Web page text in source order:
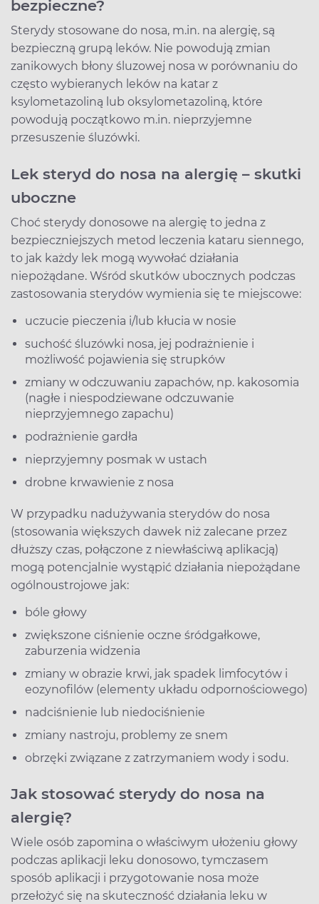
bezpieczne?
Sterydy stosowane do nosa, m.in. na alergię, są
bezpieczną grupą leków. Nie powodują zmian
zanikowych błony śluzowej nosa w porównaniu do
często wybieranych leków na katar z
ksylometazoliną lub oksylometazoliną, które
powodują początkowo m.in. nieprzyjemne
przesuszenie śluzówki.
Lek steryd do nosa na alergię – skutki
uboczne
Choć sterydy donosowe na alergię to jedna z
bezpieczniejszych metod leczenia kataru siennego,
to jak każdy lek mogą wywołać działania
niepożądane. Wśród skutków ubocznych podczas
zastosowania sterydów wymienia się te miejscowe:
uczucie pieczenia i/lub kłucia w nosie
suchość śluzówki nosa, jej podrażnienie i
możliwość pojawienia się strupków
zmiany w odczuwaniu zapachów, np. kakosomia
(nagłe i niespodziewane odczuwanie
nieprzyjemnego zapachu)
podrażnienie gardła
nieprzyjemny posmak w ustach
drobne krwawienie z nosa
W przypadku nadużywania sterydów do nosa
(stosowania większych dawek niż zalecane przez
dłuższy czas, połączone z niewłaściwą aplikacją)
mogą potencjalnie wystąpić działania niepożądane
ogólnoustrojowe jak:
bóle głowy
zwiększone ciśnienie oczne śródgałkowe,
zaburzenia widzenia
zmiany w obrazie krwi, jak spadek limfocytów i
eozynofilów (elementy układu odpornościowego)
nadciśnienie lub niedociśnienie
zmiany nastroju, problemy ze snem
obrzęki związane z zatrzymaniem wody i sodu.
Jak stosować sterydy do nosa na
alergię?
Wiele osób zapomina o właściwym ułożeniu głowy
podczas aplikacji leku donosowo, tymczasem
sposób aplikacji i przygotowanie nosa może
przełożyć się na skuteczność działania leku w